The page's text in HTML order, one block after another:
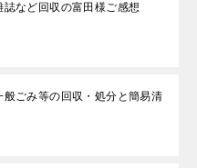
など回収の富田様ご感想
ごみ等の回収・処分と簡易清